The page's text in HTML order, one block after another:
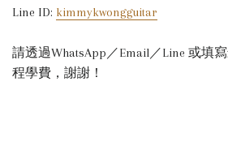
Line ID: kimmykwongguitar
請透過WhatsApp／Email／Line 或填
程學費，謝謝！